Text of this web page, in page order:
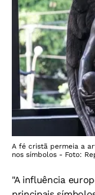
A fé cristã permeia a
nos símbolos - Foto:
"A influência